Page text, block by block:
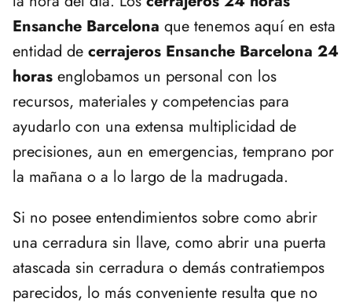
Ensanche Barcelona que tenemos aquí en esta
entidad de cerrajeros Ensanche Barcelona 24
horas englobamos un personal con los
recursos, materiales y competencias para
ayudarlo con una extensa multiplicidad de
precisiones, aun en emergencias, temprano por
la mañana o a lo largo de la madrugada.
Si no posee entendimientos sobre como abrir
una cerradura sin llave, como abrir una puerta
atascada sin cerradura o demás contratiempos
parecidos, lo más conveniente resulta que no